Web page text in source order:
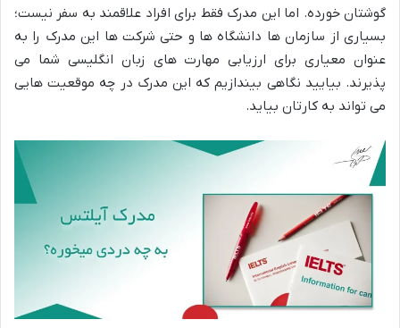
گوشتان خورده. اما این مدرک فقط برای افراد علاقمند به سفر نیست؛
بسیاری از سازمان ها دانشگاه ها و حتی شرکت ها این مدرک را به
عنوان معیاری برای ارزیابی مهارت های زبان انگلیسی شما می
پذیرند. بیایید نگاهی بیندازیم که این مدرک در چه موقعیت هایی
می تواند به کارتان بیاید.